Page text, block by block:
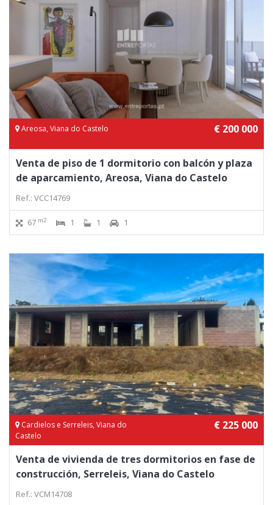
Areosa, Viana do Castelo € 200 000
Venta de piso de 1 dormitorio con balcón y plaza
de aparcamiento, Areosa, Viana do Castelo
Ref.: VCC14769
67 m2 1 1 1
Cardielos e Serreleis, Viana do
Castelo
€ 225 000
Venta de vivienda de tres dormitorios en fase de
construcción, Serreleis, Viana do Castelo
Ref.: VCM14708